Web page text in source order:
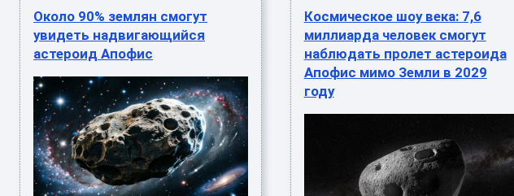
Около 90% землян смогут
увидеть надвигающийся
астероид Апофис
Космическое шоу века: 7,6
миллиарда человек смогут
наблюдать пролет астероида
Апофис мимо Земли в 2029
году